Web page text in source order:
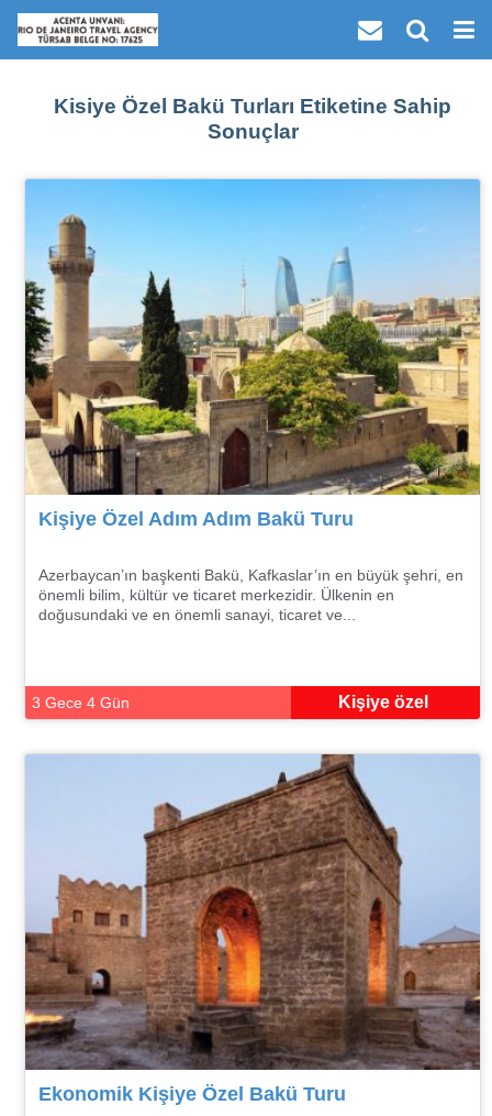
Kisiye Özel Bakü Turları Etiketine Sahip
Sonuçlar
Kişiye Özel Adım Adım Bakü Turu
Azerbaycan’ın başkenti Bakü, Kafkaslar’ın en büyük şehri, en
önemli bilim, kültür ve ticaret merkezidir. Ülkenin en
doğusundaki ve en önemli sanayi, ticaret ve...
3 Gece 4 Gün Kişiye özel
Ekonomik Kişiye Özel Bakü Turu